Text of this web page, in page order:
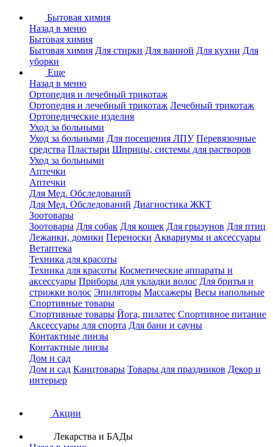
Бытовая химия
Назад в меню
Бытовая химия
Бытовая химия Для стирки Для ванной Для кухни Для
уборки
Еще
Назад в меню
Ортопедия и лечебный трикотаж
Ортопедия и лечебный трикотаж Лечебный трикотаж
Ортопедические изделия
Уход за больными
Уход за больными Для посещения ЛПУ Перевязочные
средства Пластыри Шприцы, системы для растворов
Уход за больными
Аптечки
Аптечки
Для Мед. Обследований
Для Мед. Обследований Диагностика ЖКТ
Зоотовары
Зоотовары Для собак Для кошек Для грызунов Для птиц
Лежанки, домики Переноски Аквариумы и аксессуары
Ветаптека
Техника для красоты
Техника для красоты Косметические аппараты и
аксессуары Приборы для укладки волос Для бритья и
стрижки волос Эпиляторы Массажеры Весы напольные
Спортивные товары
Спортивные товары Йога, пилатес Спортивное питание
Аксессуары для спорта Для бани и сауны
Контактные линзы
Контактные линзы
Дом и сад
Дом и сад Канцтовары Товары для праздников Декор и
интерьер
Акции
Лекарства и БАДы